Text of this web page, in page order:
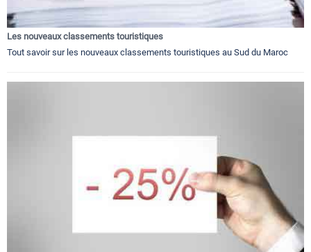
Les nouveaux classements touristiques
Tout savoir sur les nouveaux classements touristiques au Sud du Maroc